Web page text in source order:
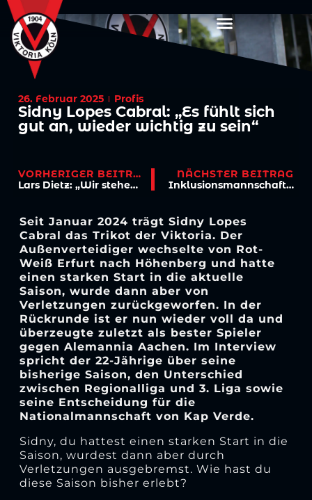
26. Februar 2025 Profis
Sidny Lopes Cabral: „Es fühlt sich
gut an, wieder wichtig zu sein“
VORHERIGER BEITRAG
Lars Dietz: „Wir stehen zurecht da oben“
NÄCHSTER BEITRAG
Inklusionsmannschaft triumphiert beim Heimturnier der FVM Liga
Seit Januar 2024 trägt Sidny Lopes
Cabral das Trikot der Viktoria. Der
Außenverteidiger wechselte von Rot-
Weiß Erfurt nach Höhenberg und hatte
einen starken Start in die aktuelle
Saison, wurde dann aber von
Verletzungen zurückgeworfen. In der
Rückrunde ist er nun wieder voll da und
überzeugte zuletzt als bester Spieler
gegen Alemannia Aachen. Im Interview
spricht der 22-Jährige über seine
bisherige Saison, den Unterschied
zwischen Regionalliga und 3. Liga sowie
seine Entscheidung für die
Nationalmannschaft von Kap Verde.
Sidny, du hattest einen starken Start in die
Saison, wurdest dann aber durch
Verletzungen ausgebremst. Wie hast du
diese Saison bisher erlebt?